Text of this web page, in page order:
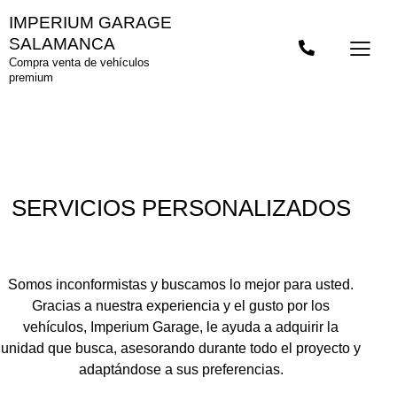
IMPERIUM GARAGE
SALAMANCA
Compra venta de vehículos
premium
SERVICIOS PERSONALIZADOS
Somos inconformistas y buscamos lo mejor para usted.
Gracias a nuestra experiencia y el gusto por los
vehículos, Imperium Garage, le ayuda a adquirir la
unidad que busca, asesorando durante todo el proyecto y
adaptándose a sus preferencias.